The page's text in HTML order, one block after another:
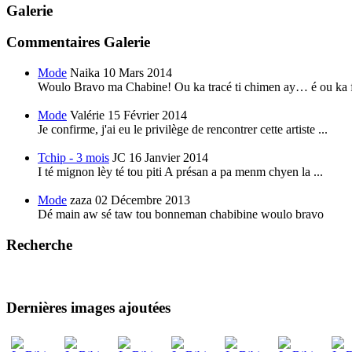
Galerie
Commentaires Galerie
Mode Naika 10 Mars 2014
Woulo Bravo ma Chabine! Ou ka tracé ti chimen ay… é ou ka
Mode Valérie 15 Février 2014
Je confirme, j'ai eu le privilège de rencontrer cette artiste ...
Tchip - 3 mois JC 16 Janvier 2014
I té mignon lèy té tou piti A présan a pa menm chyen la ...
Mode zaza 02 Décembre 2013
Dé main aw sé taw tou bonneman chabibine woulo bravo
Recherche
Dernières images ajoutées